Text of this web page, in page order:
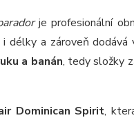
je profesionální
délky a zároveň
a banán, tedy složky
Dominican Spirit,